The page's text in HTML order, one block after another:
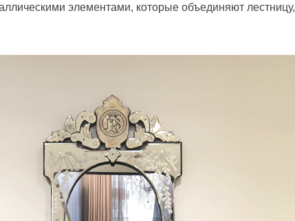
элементами, которые объединяют лестницу,